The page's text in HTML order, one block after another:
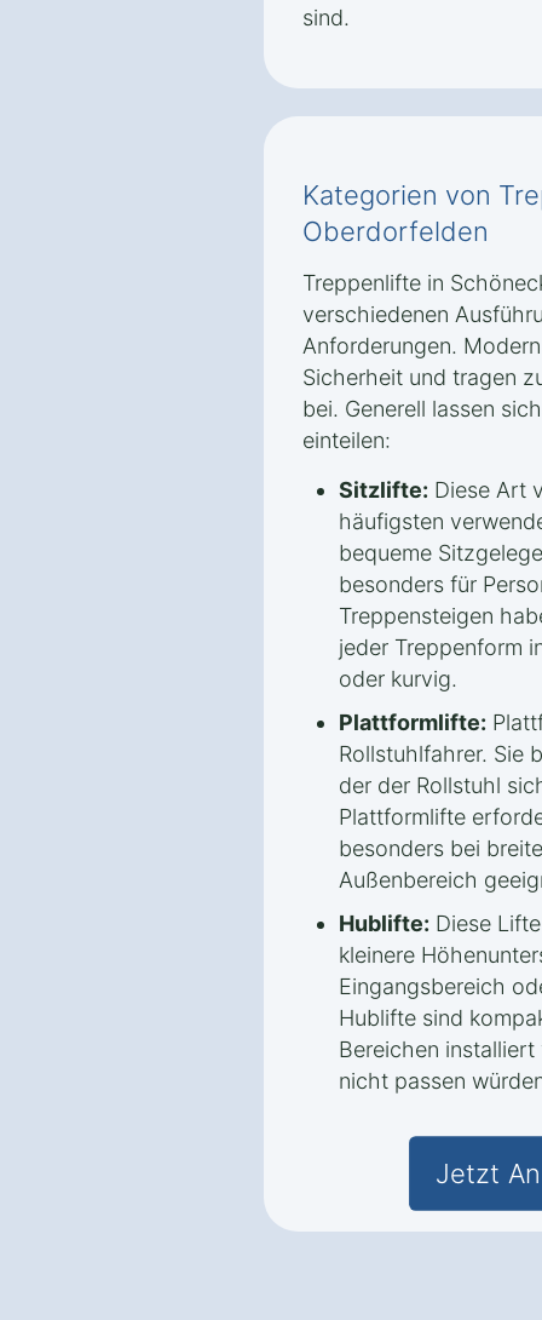
sind.
Kategorien von
Oberdorfelden
Treppenlifte in
verschiedenen
Anforderungen.
Sicherheit und tragen
bei. Generell lassen
einteilen:
Sitzlifte: Diese Art
häufigsten
bequeme
besonders für
Treppensteigen
jeder Treppenform
oder kurvig.
Plattformlifte:
Rollstuhlfahrer. Sie
der der Rollstuhl
Plattformlifte
besonders bei
Außenbereich
Hublifte: Diese
kleinere
Eingangsbereich
Hublifte sind
Bereichen
nicht passen
Jetzt